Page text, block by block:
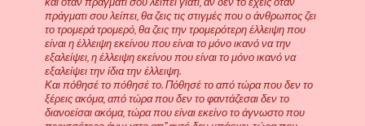
πράγματι σου λείπει, θα ζεις τις στιγμές που ο άνθρωπος ζει
το τρομερά τρομερό, θα ζεις την τρομερότερη έλλειψη που
είναι η έλλειψη εκείνου που είναι το μόνο ικανό να την
εξαλείψει, η έλλειψη εκείνου που είναι το μόνο ικανό να
εξαλείψει την ίδια την έλλειψη.
Και πόθησέ το πόθησέ το. Πόθησέ το από τώρα που δεν το
ξέρεις ακόμα, από τώρα που δεν το φαντάζεσαι δεν το
διανοείσαι ακόμα, τώρα που είναι εκείνο το άγνωστο που